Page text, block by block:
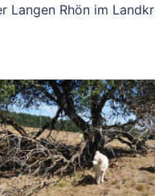
Langen Rhön im